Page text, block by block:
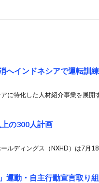
へインドネシアで運転訓
に特化した人材紹介事業を展開
の300人計画
ルディングス（NXHD）は7月
運動・自主行動宣言取り